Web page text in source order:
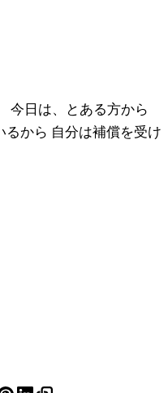
今日は、とある方から
から 自分は補償を受け